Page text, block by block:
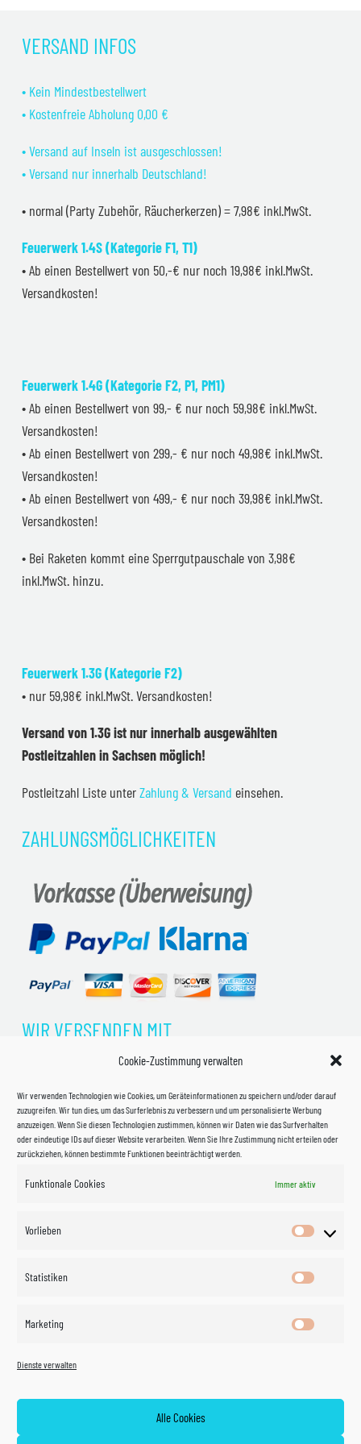
Cookie-Zustimmung verwalten
Wir verwenden Technologien wie Cookies, um Geräteinformationen zu speichern und/oder darauf
zuzugreifen. Wir tun dies, um das Surferlebnis zu verbessern und um personalisierte Werbung
anzuzeigen. Wenn Sie diesen Technologien zustimmen, können wir Daten wie das Surfverhalten
oder eindeutige IDs auf dieser Website verarbeiten. Wenn Sie Ihre Zustimmung nicht erteilen oder
zurückziehen, können bestimmte Funktionen beeinträchtigt werden.
Funktionale Cookies Immer aktiv
Vorlieben
Vorlieben
Statistiken
Marketing
Dienste verwalten
Alle Cookies
VERSAND INFOS
• Kein Mindestbestellwert
• Kostenfreie Abholung 0,00 €
• Versand auf Inseln ist ausgeschlossen!
• Versand nur innerhalb Deutschland!
• normal (Party Zubehör, Räucherkerzen) = 7,98€ inkl.MwSt.
Feuerwerk 1.4S (Kategorie F1, T1)
• Ab einen Bestellwert von 50,-€ nur noch 19,98€ inkl.MwSt.
Versandkosten!
Feuerwerk 1.4G (Kategorie F2, P1, PM1)
• Ab einen Bestellwert von 99,- € nur noch 59,98€ inkl.MwSt.
Versandkosten!
• Ab einen Bestellwert von 299,- € nur noch 49,98€ inkl.MwSt.
Versandkosten!
• Ab einen Bestellwert von 499,- € nur noch 39,98€ inkl.MwSt.
Versandkosten!
• Bei Raketen kommt eine Sperrgutpauschale von 3,98€
inkl.MwSt. hinzu.
Feuerwerk 1.3G (Kategorie F2)
• nur 59,98€ inkl.MwSt. Versandkosten!
Versand von 1.3G ist nur innerhalb ausgewählten
Postleitzahlen in Sachsen möglich!
Postleitzahl Liste unterZahlung & Versand einsehen.
ZAHLUNGSMÖGLICHKEITEN
WIR VERSENDEN MIT
©